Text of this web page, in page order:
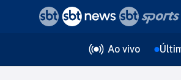
Ao vivo
voltar
Editorias